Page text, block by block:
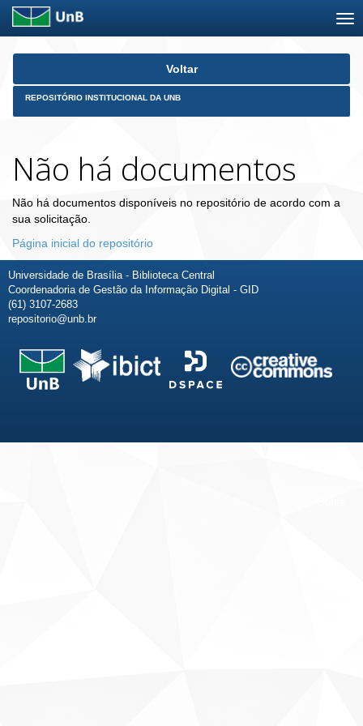
Skip
Voltar
REPOSITÓRIO INSTITUCIONAL DA UNB
Não há documentos
Não há documentos disponíveis no repositório de acordo com a
sua solicitação.
Página inicial do repositório
Universidade de Brasília - Biblioteca Central
Coordenadoria de Gestão da Informação Digital - GID
(61) 3107-2683
repositorio@unb.br